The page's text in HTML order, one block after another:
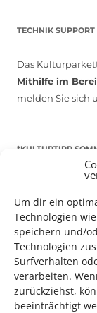
Um dir ein
Technologien
speichern und/
Technologien
Surfverhalten
verarbeiten.
zurückziehst,
beeinträchtigt
TECHNIK SUPPORT
Das
Mithilfe im
melden Sie sich
*KULTURTIPP